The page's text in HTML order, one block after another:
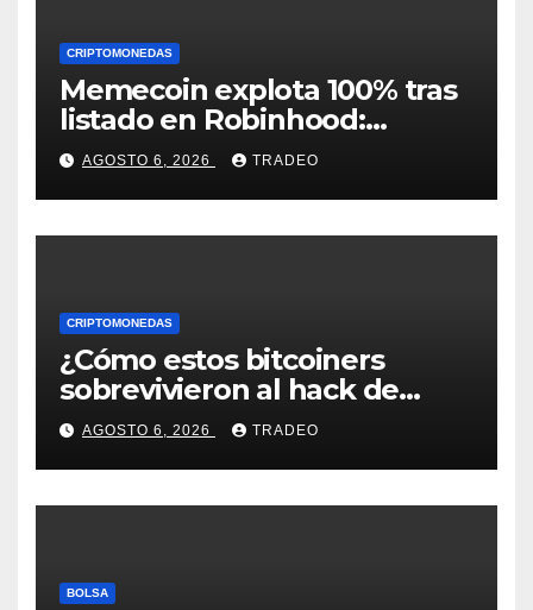
CRIPTOMONEDAS
Memecoin explota 100% tras
listado en Robinhood:
conoce los detalles
AGOSTO 6, 2026 TRADEO
CRIPTOMONEDAS
¿Cómo estos bitcoiners
sobrevivieron al hack de
Coldcard? Un analista
comparte consejos clave
AGOSTO 6, 2026 TRADEO
BOLSA